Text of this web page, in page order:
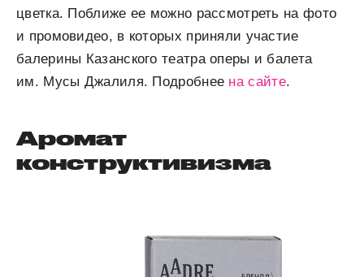
цветка. Поближе ее можно рассмотреть на фото
и промовидео, в которых приняли участие
балерины Казанского театра оперы и балета
им. Мусы Джалиля. Подробнее на сайте.
Аромат
конструктивизма